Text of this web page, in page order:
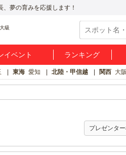
夢の育みを応援します！
イベント ランキング
東海 愛知 北陸・甲信越 関西 大阪
プレゼンタ